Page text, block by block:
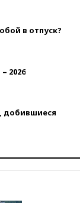
в отпуск?
2026
добившиеся